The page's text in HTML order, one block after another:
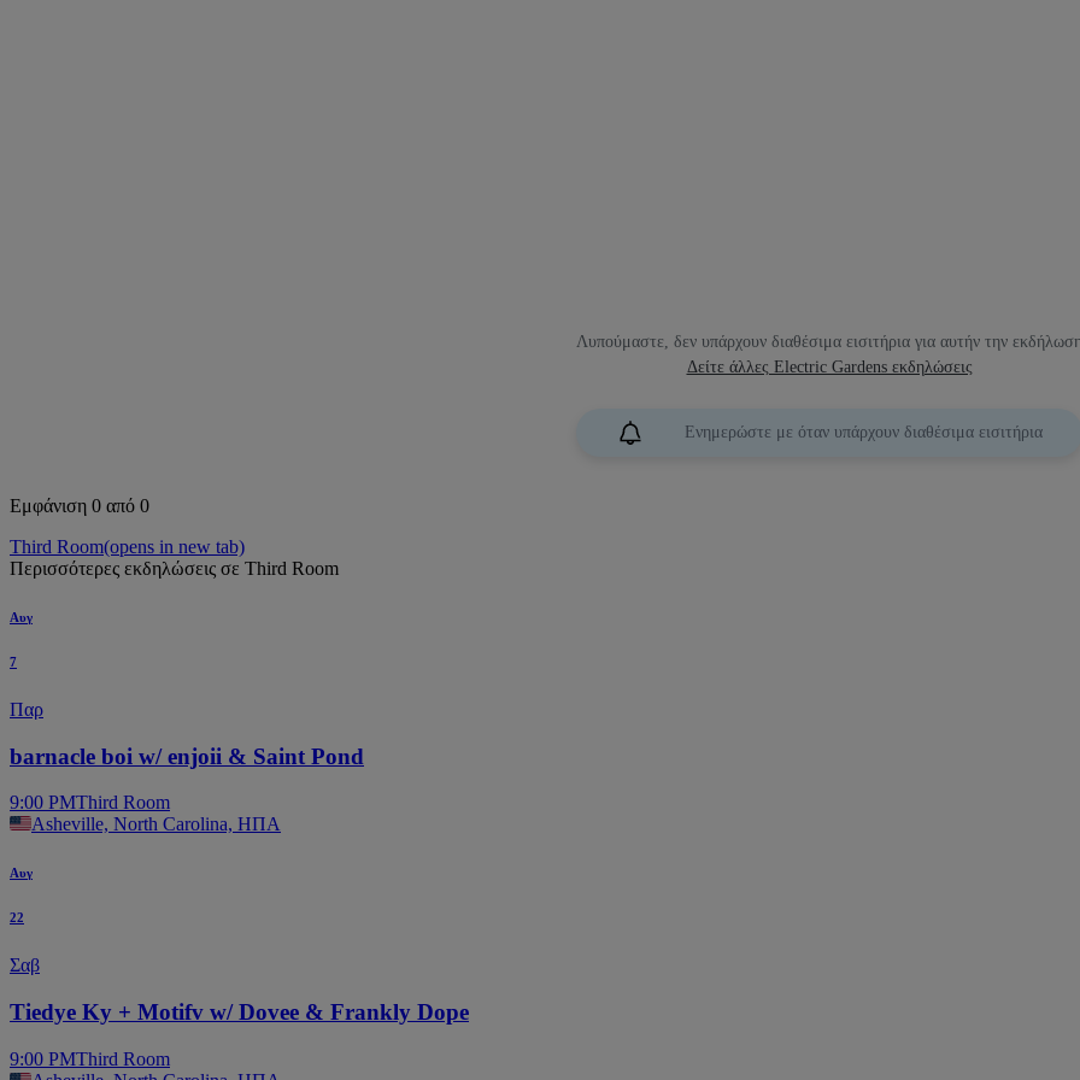
Λυπούμαστε, δεν υπάρχουν διαθέσιμα εισιτήρια για αυτήν την
Δείτε άλλες Electric Gardens εκδηλώσεις
Ενημερώστε με όταν υπάρχουν διαθέσιμα εισιτήρια
Εμφάνιση 0 από 0
Third Room(opens in new tab)
Περισσότερες εκδηλώσεις σε Third Room
Αυγ
7
Παρ
barnacle boi w/ enjoii & Saint Pond
9:00 PMThird Room
Asheville, North Carolina, ΗΠΑ
Αυγ
22
Σαβ
Tiedye Ky + Motifv w/ Dovee & Frankly Dope
9:00 PMThird Room